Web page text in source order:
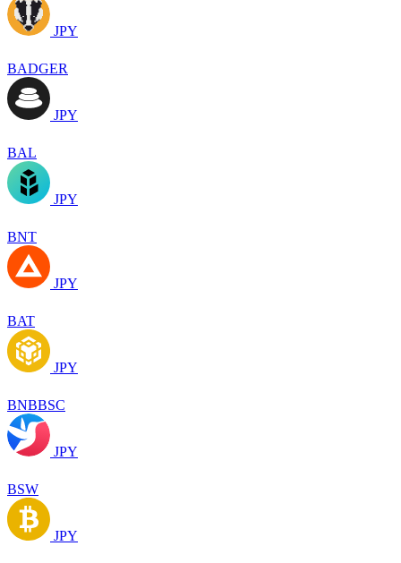
JPY
BADGER
JPY
BAL
JPY
BNT
JPY
BAT
JPY
BNBBSC
JPY
BSW
JPY